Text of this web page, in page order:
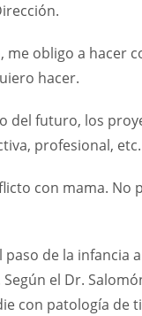
me obligo a hacer
hacer.
del futuro, los
profesional, etc.
con mama. No
paso de la infancia
el Dr.
con patología de